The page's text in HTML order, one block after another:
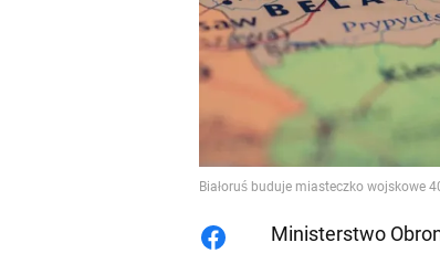
Białoruś buduje miasteczko wojskowe
Ministerstwo